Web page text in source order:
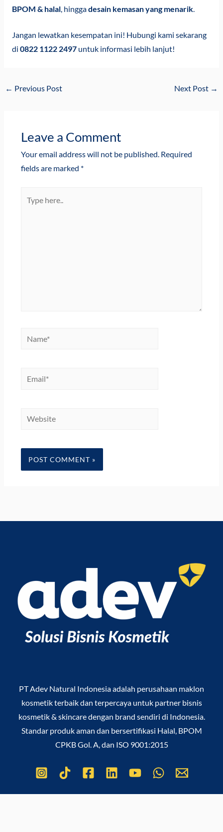
BPOM & halal, hinggadesain kemasan yang menarik.
Jangan lewatkan kesempatan ini! Hubungi kami sekarang
di 0822 1122 2497untuk informasi lebih lanjut!
← Previous Post Next Post →
Leave a Comment
Your email address will not be published. Required
fields are marked *
Name*
Email*
Website
PT Adev Natural Indonesiaadalah perusahaan maklon
kosmetik terbaik dan terpercaya untuk partner bisnis
kosmetik & skincare dengan brand sendiri di Indonesia.
Standar produk aman dan bersertifikasi Halal, BPOM
CPKB Gol. A, dan ISO 9001:2015